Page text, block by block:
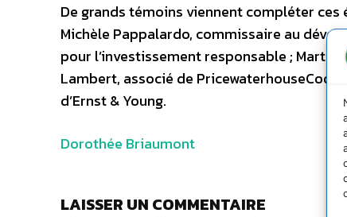
De grands témoins viennent compléter ces
Michèle Pappalardo, commissaire au
pour l’investissement responsable ;
Lambert, associé de
d’Ernst & Young.
Dorothée Briaumont
LAISSER UN COMMENTAIRE